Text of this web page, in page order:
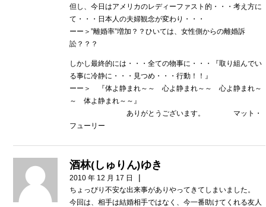
但し、今日はアメリカのレディーファスト的・・・考え方に
て・・・日本人の夫婦観念が変わり・・・
ーー＞”離婚率”増加？？ひいては、女性側からの離婚訴
訟？？？
しかし最終的には・・・全ての物事に・・・『取り組んでい
る事に冷静に・・・見つめ・・・行動！！』
ーー＞ 『体よ静まれ～～ 心よ静まれ～～ 心よ静まれ～
～ 体よ静まれ～～』
ありがとうございます。 マット・
フューリー
酒林(しゅりん)ゆき
2010 年 12 月 17 日 |
ちょっぴり不安な出来事がありやってきてしまいました。
今回は、相手は結婚相手ではなく、今一番助けてくれる友人